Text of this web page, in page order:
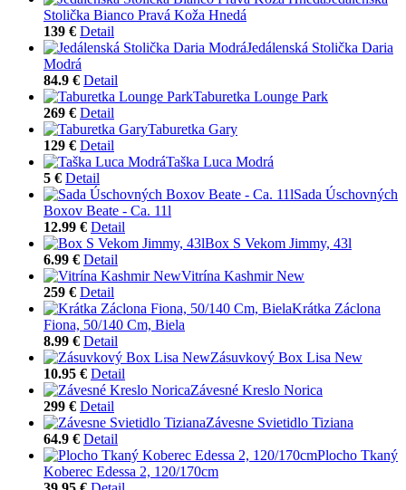
Stolička Bianco Pravá Koža Hnedá
139 € Detail
Jedálenská Stolička Daria
Modrá
84.9 € Detail
Taburetka Lounge Park
269 € Detail
Taburetka Gary
129 € Detail
Taška Luca Modrá
5 € Detail
Sada Úschovných
Boxov Beate - Ca. 11l
12.99 € Detail
Box S Vekom Jimmy, 43l
6.99 € Detail
Vitrína Kashmir New
259 € Detail
Krátka Záclona
Fiona, 50/140 Cm, Biela
8.99 € Detail
Zásuvkový Box Lisa New
10.95 € Detail
Závesné Kreslo Norica
299 € Detail
Závesne Svietidlo Tiziana
64.9 € Detail
Plocho Tkaný
Koberec Edessa 2, 120/170cm